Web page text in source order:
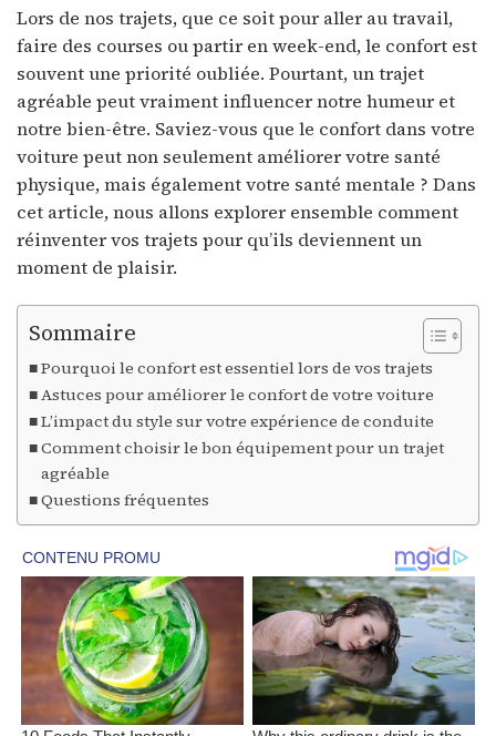
Lors de nos trajets, que ce soit pour aller au travail,
faire des courses ou partir en week-end, le confort est
souvent une priorité oubliée. Pourtant, un trajet
agréable peut vraiment influencer notre humeur et
notre bien-être. Saviez-vous que le confort dans votre
voiture peut non seulement améliorer votre santé
physique, mais également votre santé mentale ? Dans
cet article, nous allons explorer ensemble comment
réinventer vos trajets pour qu’ils deviennent un
moment de plaisir.
Sommaire
Pourquoi le confort est essentiel lors de vos trajets
Astuces pour améliorer le confort de votre voiture
L’impact du style sur votre expérience de conduite
Comment choisir le bon équipement pour un trajet
agréable
Questions fréquentes